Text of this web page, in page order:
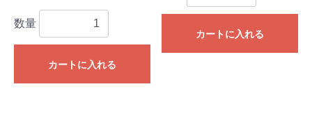
数量
カートに入れる
カートに入れる